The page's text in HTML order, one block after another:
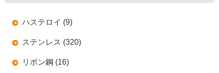
ハステロイ (9)
ステンレス (320)
リボン鋼 (16)